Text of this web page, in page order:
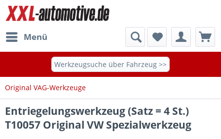
Menü
Werkzeugsuche über Fahrzeug >>
Original VAG-Werkzeuge
Entriegelungswerkzeug (Satz = 4 St.)
T10057 Original VW Spezialwerkzeug